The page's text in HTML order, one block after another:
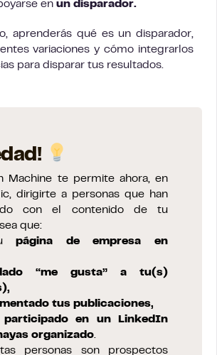
en un disparador.
aprenderás qué es un disparador,
variaciones y cómo integrarlos
para disparar tus resultados.
Machine te permite ahora, en
dirigirte a personas que han
con el contenido de tu
que:
página de empresa en
“me gusta” a tu(s)
tus publicaciones,
participado en un
LinkedIn
organizado.
personas son prospectos